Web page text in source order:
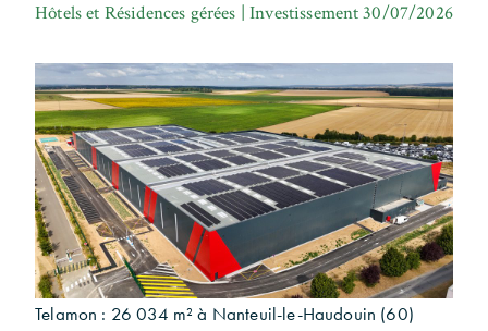
Hôtels et Résidences gérées | Investissement30/07/2026
Telamon : 26 034 m² à Nanteuil-le-Haudouin (60)